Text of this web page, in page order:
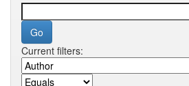
Current filters: